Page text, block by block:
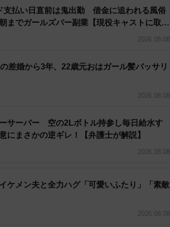
払い日直前は鬼出勤 借金に追われる風俗
でガールズバー副業【現役キャストに取
2026.08.08
差婚から3年、22歳元おはガール髪バッサリ
2026.08.08
サーバー 空の2Lボトル持参し毎日給水す
まさかの逆ギレ！【弁護士が解説】
2026.08.08
ケメン夫と全力ハグ「可愛いふたり」「素敵
2026.08.08